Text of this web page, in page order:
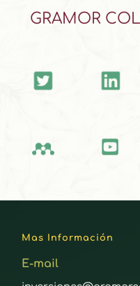
GRAMOR
Mas Información
E-mail